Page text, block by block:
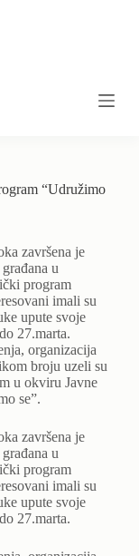
“Udružimo
završena je
u
program
imali su
upute svoje
27.marta.
organizacija
broju uzeli su
u okviru Javne
se”.
završena je
u
program
imali su
upute svoje
27.marta.